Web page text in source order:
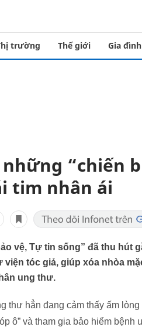
trường Thế giới Gia đình
“chiến
tim nhân ái
vệ, Tự tin sống” đã thu hút
tóc giả, giúp xóa nhòa
ung thư.
thư hẳn đang cảm thấy ấm
ô” và tham gia bảo hiểm